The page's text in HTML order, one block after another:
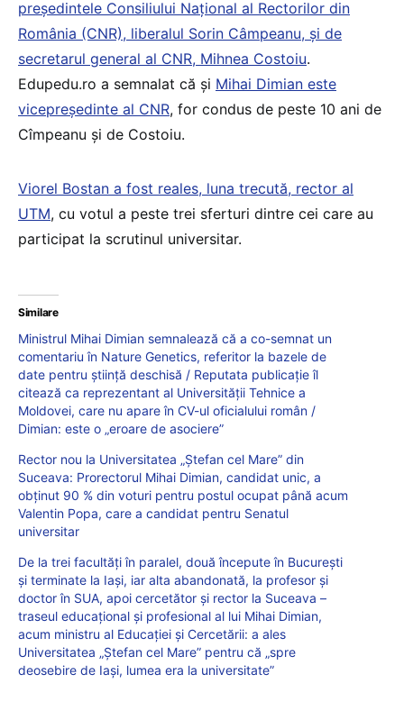
președintele Consiliului Național al Rectorilor din
România (CNR), liberalul Sorin Câmpeanu, și de
secretarul general al CNR, Mihnea Costoiu.
Edupedu.ro a semnalat că și Mihai Dimian este
vicepreședinte al CNR, for condus de peste 10 ani de
Cîmpeanu și de Costoiu.
Viorel Bostan a fost reales, luna trecută, rector al
UTM, cu votul a peste trei sferturi dintre cei care au
participat la scrutinul universitar.
Similare
Ministrul Mihai Dimian semnalează că a co-semnat un
comentariu în Nature Genetics, referitor la bazele de
date pentru știință deschisă / Reputata publicație îl
citează ca reprezentant al Universității Tehnice a
Moldovei, care nu apare în CV-ul oficialului român /
Dimian: este o „eroare de asociere”
Rector nou la Universitatea „Ștefan cel Mare” din
Suceava: Prorectorul Mihai Dimian, candidat unic, a
obținut 90 % din voturi pentru postul ocupat până acum
Valentin Popa, care a candidat pentru Senatul
universitar
De la trei facultăți în paralel, două începute în București
și terminate la Iași, iar alta abandonată, la profesor și
doctor în SUA, apoi cercetător și rector la Suceava –
traseul educațional și profesional al lui Mihai Dimian,
acum ministru al Educației și Cercetării: a ales
Universitatea „Ștefan cel Mare” pentru că „spre
deosebire de Iași, lumea era la universitate”